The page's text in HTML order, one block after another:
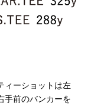
ィーショットは左
手前のバンカーを